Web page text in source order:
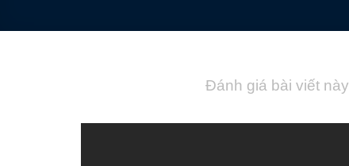
Đánh giá bài viết này